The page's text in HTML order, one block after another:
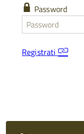
Password
Password
Registrati